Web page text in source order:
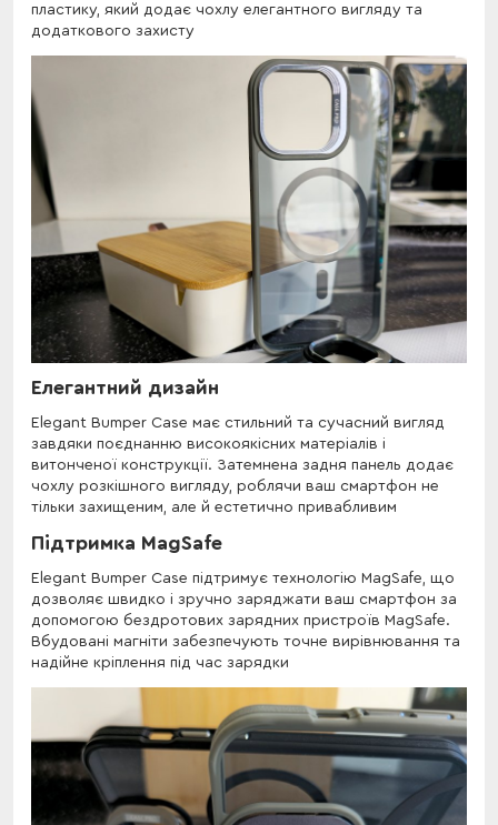
пластику, який додає чохлу елегантного вигляду та
додаткового захисту
Елегантний дизайн
Elegant Bumper Case має стильний та сучасний вигляд
завдяки поєднанню високоякісних матеріалів і
витонченої конструкції. Затемнена задня панель додає
чохлу розкішного вигляду, роблячи ваш смартфон не
тільки захищеним, але й естетично привабливим
Підтримка MagSafe
Elegant Bumper Case підтримує технологію MagSafe, що
дозволяє швидко і зручно заряджати ваш смартфон за
допомогою бездротових зарядних пристроїв MagSafe.
Вбудовані магніти забезпечують точне вирівнювання та
надійне кріплення під час зарядки